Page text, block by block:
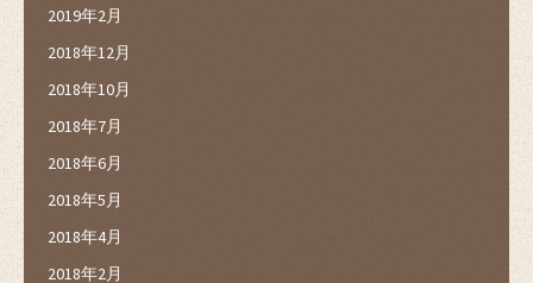
2019年2月
2018年12月
2018年10月
2018年7月
2018年6月
2018年5月
2018年4月
2018年2月